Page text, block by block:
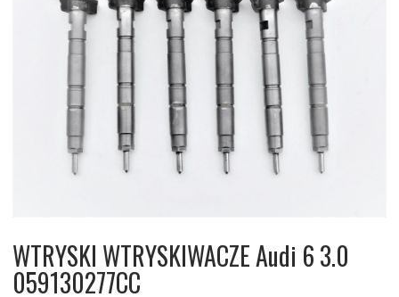
WTRYSKI WTRYSKIWACZE Audi 6 3.0
059130277CC